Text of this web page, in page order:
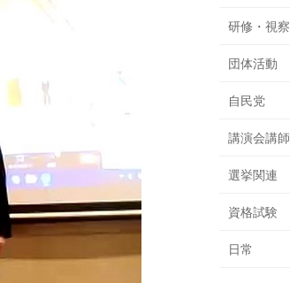
研修・視察
団体活動
自民党
講演会講師
選挙関連
資格試験
日常